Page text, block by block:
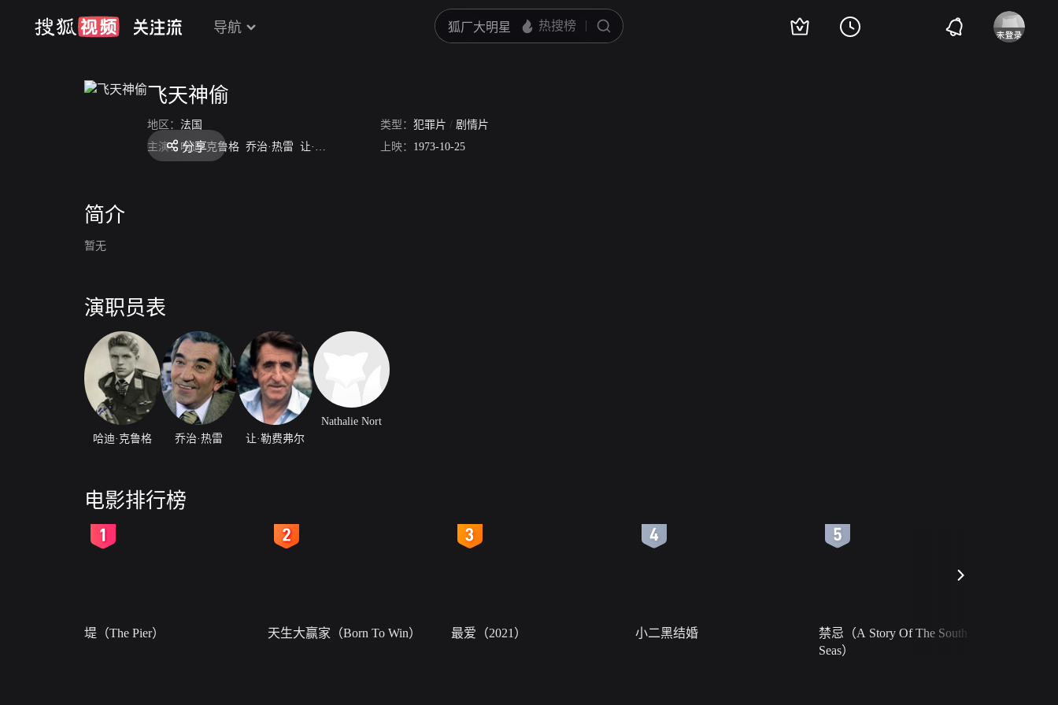
导航
飞天神偷
地区： 法国 类型： 犯罪片 / 剧情片
主演： 哈迪·克鲁格 乔治·热雷 让·勒费弗尔 Nathalie Nort
上映： 1973-10-25
分享
简介
暂无
演职员表
哈迪·克鲁格 乔治·热雷 让·勒费弗尔
Nathalie Nort
电影排行榜
堤（The Pier） 天生大赢家（Born To Win） 最爱（2021） 小二黑结婚
禁忌（A Story Of The South
Seas）